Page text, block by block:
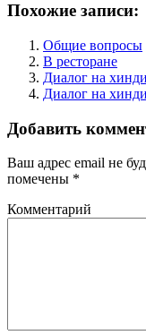
Похожие записи:
Общие вопросы
В ресторане
Диалог на
Диалог на
Добавить
Ваш адрес email не
помечены *
Комментарий